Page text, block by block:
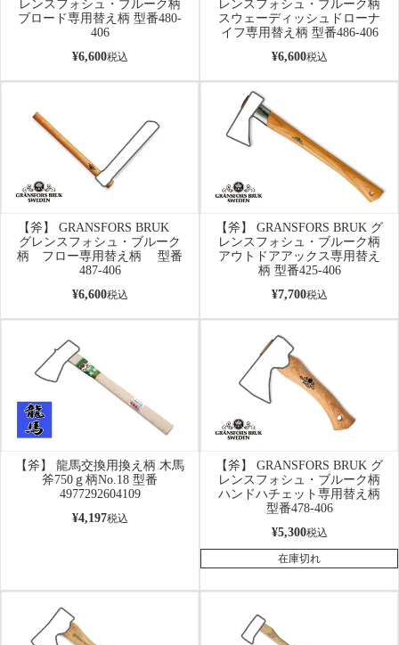
レンスフォシュ・ブルーク柄
ブロード専用替え柄 型番480-
406
¥6,600税込
レンスフォシュ・ブルーク柄
スウェーディッシュドローナ
イフ専用替え柄 型番486-406
¥6,600税込
【斧】 GRANSFORS BRUK
グレンスフォシュ・ブルーク
柄 フロー専用替え柄 型番
487-406
¥6,600税込
【斧】 GRANSFORS BRUK グ
レンスフォシュ・ブルーク柄
アウトドアアックス専用替え
柄 型番425-406
¥7,700税込
【斧】 龍馬交換用換え柄 木馬
斧750ｇ柄No.18 型番
4977292604109
¥4,197税込
【斧】 GRANSFORS BRUK グ
レンスフォシュ・ブルーク柄
ハンドハチェット専用替え柄
型番478-406
¥5,300税込
在庫切れ